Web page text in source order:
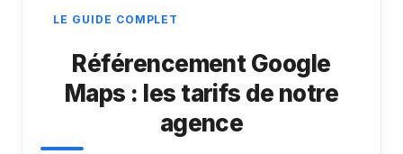
LE GUIDE COMPLET
Référencement Google
Maps : les tarifs de notre
agence